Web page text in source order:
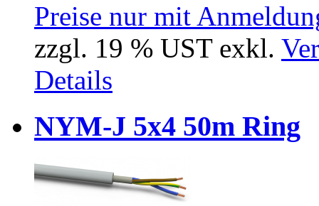
Preise nur mit
zzgl. 19 % UST exkl.
Details
NYM-J 5x4 50m Ring